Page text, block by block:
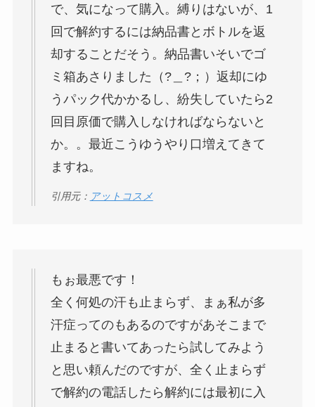
で、気になって購入。縛りはないが、1
回で解約するには納品書とボトルを返
却することだそう。納品書いそいでゴ
ミ箱あさりました（?＿?；）返却にゆ
うパック代かかるし、紛失していたら2
回目原価で購入しなければならないと
か。。最近こうゆうやり口増えてきて
ますね。
引用元： アットコスメ
もぉ最悪です！
全く何処の汗も止まらず、まぁ私が多
汗症ってのもあるのですがあそこまで
止まると書いてあったら試してみよう
と思い頼んだのですが、全く止まらず
で解約の電話したら解約には最初に入